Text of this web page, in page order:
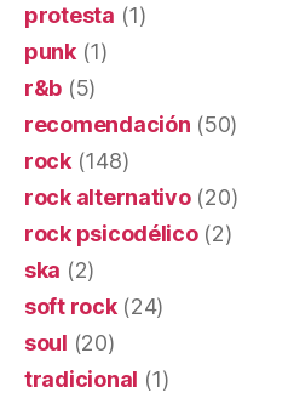
protesta (1)
punk(1)
r&b (5)
recomendación (50)
rock(148)
rock alternativo(20)
rock psicodélico(2)
ska (2)
soft rock(24)
soul (20)
tradicional (1)